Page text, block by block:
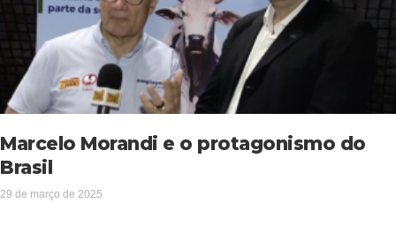
Marcelo Morandi e o protagonismo do
Brasil
29 de março de 2025